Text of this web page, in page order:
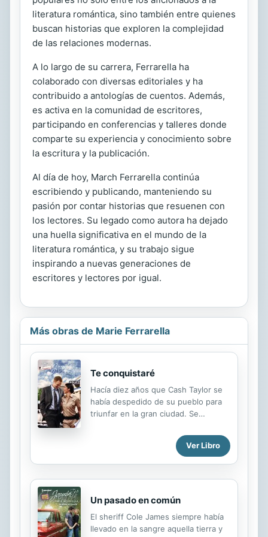
literatura romántica, sino también entre quienes
buscan historias que exploren la complejidad
de las relaciones modernas.
A lo largo de su carrera, Ferrarella ha
colaborado con diversas editoriales y ha
contribuido a antologías de cuentos. Además,
es activa en la comunidad de escritores,
participando en conferencias y talleres donde
comparte su experiencia y conocimiento sobre
la escritura y la publicación.
Al día de hoy, March Ferrarella continúa
escribiendo y publicando, manteniendo su
pasión por contar historias que resuenen con
los lectores. Su legado como autora ha dejado
una huella significativa en el mundo de la
literatura romántica, y su trabajo sigue
inspirando a nuevas generaciones de
escritores y lectores por igual.
Más obras de Marie Ferrarella
Te conquistaré
Hacía diez años que Cash Taylor se
había despedido de su pueblo para
triunfar en la gran ciudad. Se
volvió a Forever, en Texas, para la
boda de su abuelo. Casarse era lo
que había abandonado. Como
controlar sus emociones. No le
resultó fácil cuando Cash la miró a
Ver Libro
Un pasado en común
El sheriff Cole James siempre había
llevado en la sangre aquella tierra y